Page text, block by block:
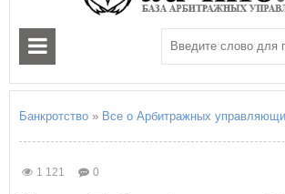
Архангельская область
Астраханская область
Б
Белгородская область
В
Владимирская область
Банкротство » Все о Арбитражных
1 121 0